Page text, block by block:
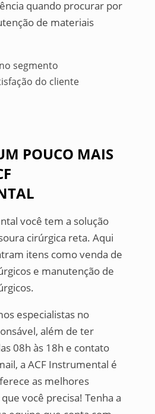
quando procurar por
de materiais
segmento
do cliente
POUCO MAIS
você tem a solução
cirúrgica reta. Aqui
itens como venda de
e manutenção de
especialistas no
além de ter
08h às 18h e contato
a ACF Instrumental é
as melhores
você precisa! Tenha a